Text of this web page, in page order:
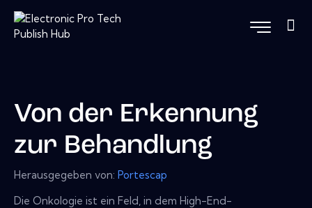
Von der Erkennung
zur Behandlung
Herausgegeben von: Portescap
Die Onkologie ist ein Feld, in dem High-End-